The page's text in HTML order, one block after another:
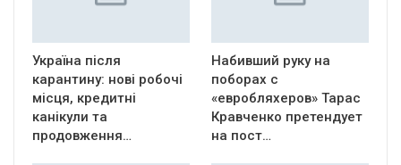
Україна після
карантину: нові робочі
місця, кредитні
канікули та
продовження…
Набивший руку на
поборах с
«евробляхеров» Тарас
Кравченко претендует
на пост…